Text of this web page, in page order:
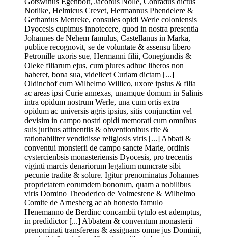
Notlike, Helmicus Crevet, Hermannus Phendelere &
Gerhardus Menreke, consules opidi Werle coloniensis
Dyocesis cupimus innotecere, quod in nostra presentia
Johannes de Nehem famulus, Castellanus in Marka,
publice recognovit, se de voluntate & assensu libero
Petronille uxoris sue, Hermanni filii, Conegiundis &
Oleke filiarum ejus, cum plures adhuc liberos non
haberet, bona sua, videlicet Curiam dictam [...]
Oldinchof cum Wilhelmo Willico, uxore ipsius & filia
ac areas ipsi Curie annexas, unamque domum in Salinis
intra opidum nostrum Werle, una cum ortis extra
opidum ac universis agris ipsius, sitis conjunctim vel
devisim in campo nostri opidi memorati cum omnibus
suis juribus attinentiis & obventionibus rite &
rationabiliter vendidisse religiosis viris [...] Abbati &
conventui monsterii de campo sancte Marie, ordinis
cystercienbsis monasteriensis Dyocesis, pro trecentis
viginti marcis denariorum legalium numcrate sibi
pecunie tradite & solure. Igitur prenominatus Johannes
proprietatem eorumdem bonorum, quam a nobilibus
viris Domino Theoderico de Volmestene & Wilhelmo
Comite de Arnesberg ac ab honesto famulo
Henemanno de Berdinc concambii tytulo est ademptus,
in predidictor [...] Abbatem & conventum monasterii
prenominati transferens & assignans omne jus Dominii,